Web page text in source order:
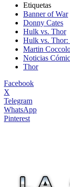
Etiquetas
Banner of War
Donny Cates
Hulk vs. Thor
Hulk vs. Thor:
Martin
Noticias
Thor
Facebook
X
Telegram
WhatsApp
Pinterest